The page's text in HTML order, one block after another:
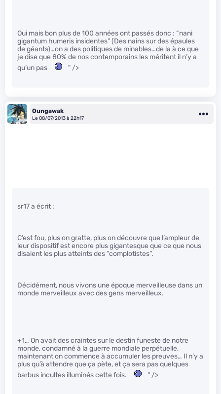
Oui mais bon plus de 100 années ont passés donc : “nani
gigantum humeris insidentes” (Des nains sur des épaules
de géants)…on a des politiques de minables…de la à ce que
je dise que 80% de nos contemporains les méritent il n’y a
qu’un pas
" />
Oungawak
Le 08/07/2013 à 22h17
sr17 a écrit :
C’est fou, plus on gratte, plus on découvre que l’ampleur de
leur dispositif est encore plus gigantesque que ce que nous
disaient les plus atteints des “complotistes”.
Décidément, nous vivons une époque merveilleuse dans un
monde merveilleux avec des gens merveilleux.
+1… On avait des craintes sur le destin funeste de notre
monde, condamné à la guerre mondiale perpétuelle,
maintenant on commence à accumuler les preuves… Il n’y a
plus qu’à attendre que ça pète, et ça sera pas quelques
barbus incultes illuminés cette fois.
" />